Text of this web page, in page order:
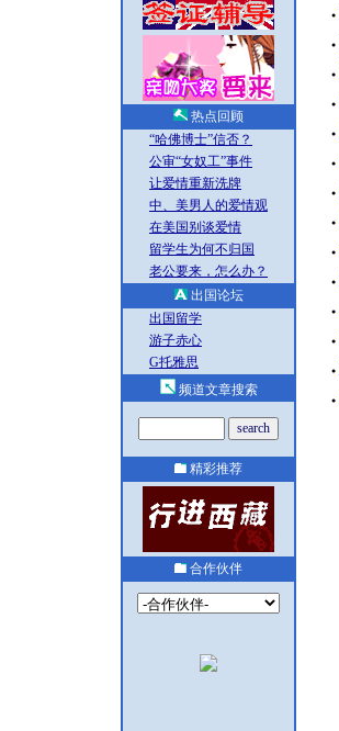
热点回顾
“哈佛博士”信否？
公审“女奴工”事件
让爱情重新洗牌
中、美男人的爱情观
在美国别谈爱情
留学生为何不归国
老公要来，怎么办？
出国论坛
出国留学
游子赤心
G托雅思
频道文章搜索
精彩推荐
合作伙伴
●
●
●
●
●
●
●
●
●
●
●
●
●
●